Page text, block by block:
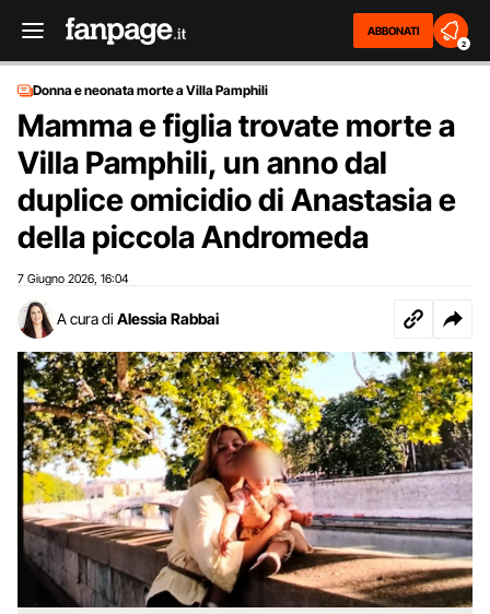
ABBONATI
2
Donna e neonata morte a Villa Pamphili
Mamma e figlia trovate morte a
Villa Pamphili, un anno dal
duplice omicidio di Anastasia e
della piccola Andromeda
7 Giugno 2026 16:04
A cura di Alessia Rabbai